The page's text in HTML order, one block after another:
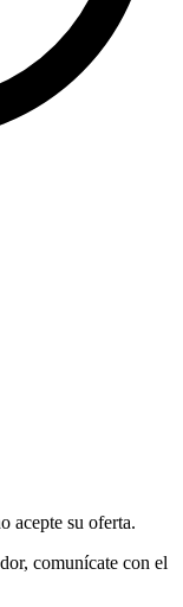
acepte su oferta.
comunícate con el